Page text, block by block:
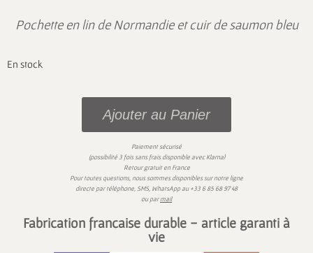
Pochette en lin de Normandie et cuir de saumon bleu
En stock
Ajouter au Panier
Paiement sécurisé
(possibilité 3 fois sans frais disponible avecKlarna)
Retour gratuit en France
Pour toutes questions, nous sommes disponibles surnotre ligne
directe par téléphone, SMS, WhatsApp au+33 6 85 68 97 48
ou parmail
Fabrication française durable - article garanti à
vie